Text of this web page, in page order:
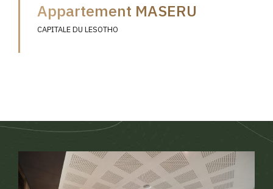
Appartement MASERU
CAPITALE DU LESOTHO